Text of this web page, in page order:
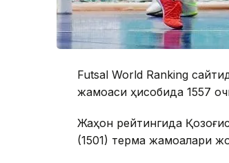
Futsal World Ranking
жамоаси ҳисобида 1557
Жаҳон рейтингида
(1501) терма жамоалари